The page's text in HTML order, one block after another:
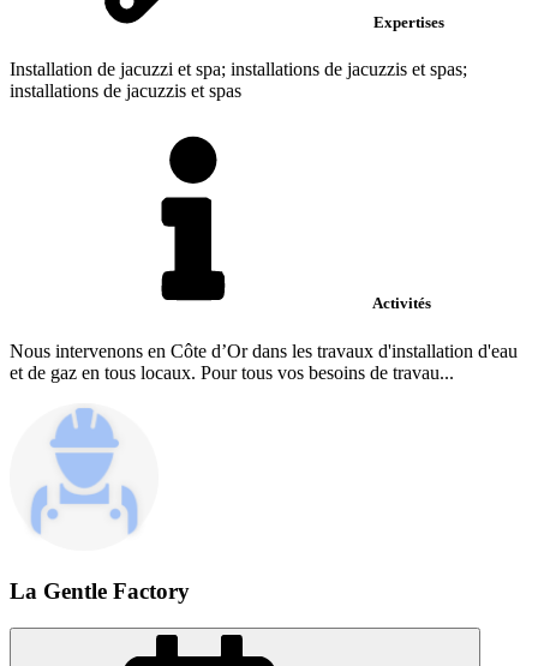
Expertises
Installation de jacuzzi et spa; installations de jacuzzis et spas;
installations de jacuzzis et spas
Activités
Nous intervenons en Côte d’Or dans les travaux d'installation d'eau
et de gaz en tous locaux. Pour tous vos besoins de travau...
La Gentle Factory